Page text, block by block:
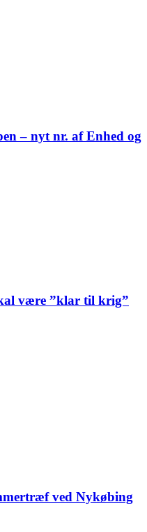
– nyt nr. af Enhed og
være ”klar til krig”
ved Nykøbing